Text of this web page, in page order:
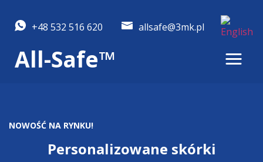
All-Safe™
+48 532 516 620 allsafe@3mk.pl
NOWOŚĆ NA RYNKU!
Personalizowane skórki